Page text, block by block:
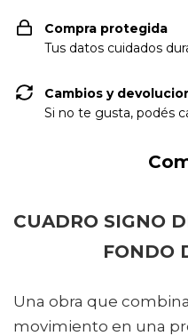
Compra protegida
Tus datos cuidados
Cambios y
Si no te gusta, podés
CUADRO SIGNO
FONDO
Una obra que
movimiento en una